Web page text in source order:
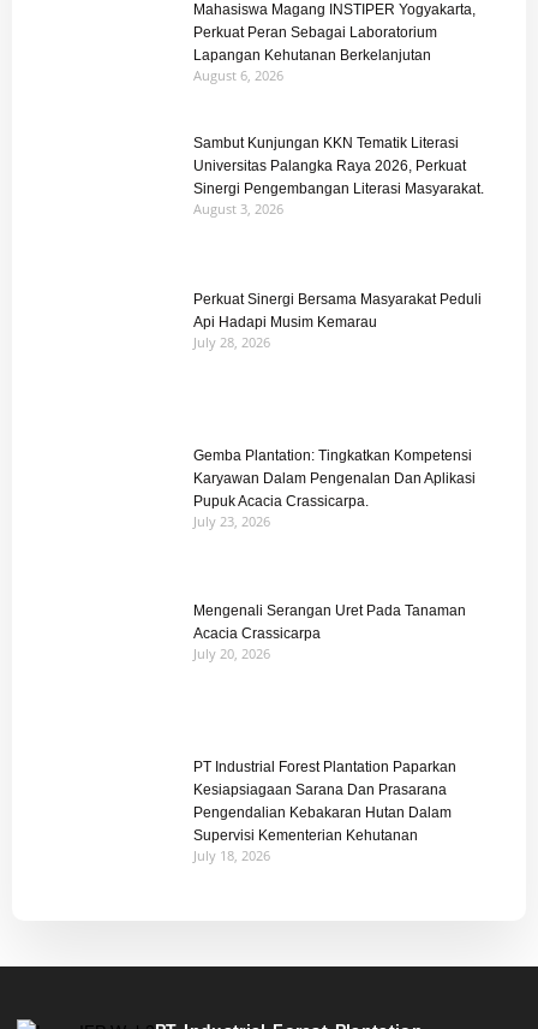
Mahasiswa Magang INSTIPER Yogyakarta,
Perkuat Peran Sebagai Laboratorium
Lapangan Kehutanan Berkelanjutan
August 6, 2026
Sambut Kunjungan KKN Tematik Literasi
Universitas Palangka Raya 2026, Perkuat
Sinergi Pengembangan Literasi Masyarakat.
August 3, 2026
Perkuat Sinergi Bersama Masyarakat Peduli
Api Hadapi Musim Kemarau
July 28, 2026
Gemba Plantation: Tingkatkan Kompetensi
Karyawan Dalam Pengenalan Dan Aplikasi
Pupuk Acacia Crassicarpa.
July 23, 2026
Mengenali Serangan Uret Pada Tanaman
Acacia Crassicarpa
July 20, 2026
PT Industrial Forest Plantation Paparkan
Kesiapsiagaan Sarana Dan Prasarana
Pengendalian Kebakaran Hutan Dalam
Supervisi Kementerian Kehutanan
July 18, 2026